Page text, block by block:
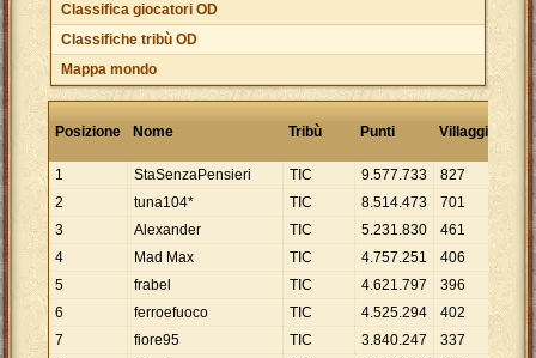
Classifica giocatori OD
Classifiche tribù OD
Mappa mondo
Posizione Nome Tribù Punti Villaggi
Punti
1
StaSenzaPensieri TIC 9.577.733 827
2
tuna104* TIC 8.514.473 701
3
Alexander TIC 5.231.830 461 11
4
Mad Max TIC 4.757.251 406
5
frabel TIC 4.621.797 396 11
6
ferroefuoco TIC 4.525.294 402
7
fiore95 TIC 3.840.247 337 11